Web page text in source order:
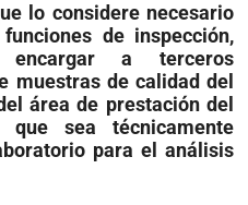
lo considere necesario
de inspección,
a terceros
muestras de calidad del
área de prestación del
sea técnicamente
para el análisis